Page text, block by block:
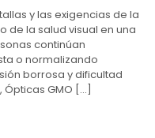
y las exigencias de la
de la salud visual en una
continúan
o normalizando
borrosa y dificultad
GMO […]